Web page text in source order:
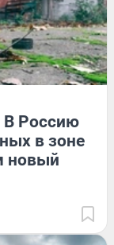
В Россию
в зоне
новый